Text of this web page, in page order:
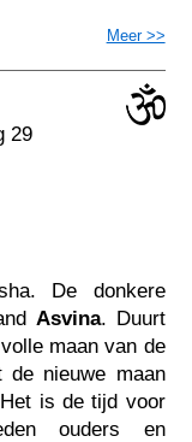
Meer >>
29
De donkere
Asvina. Duurt
maan van de
de nieuwe maan
is de tijd voor
ouders en